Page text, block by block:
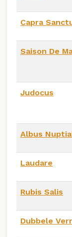
Capra
Saison De
Judocus
Albus
Laudare
Rubis Salis
Dubbele